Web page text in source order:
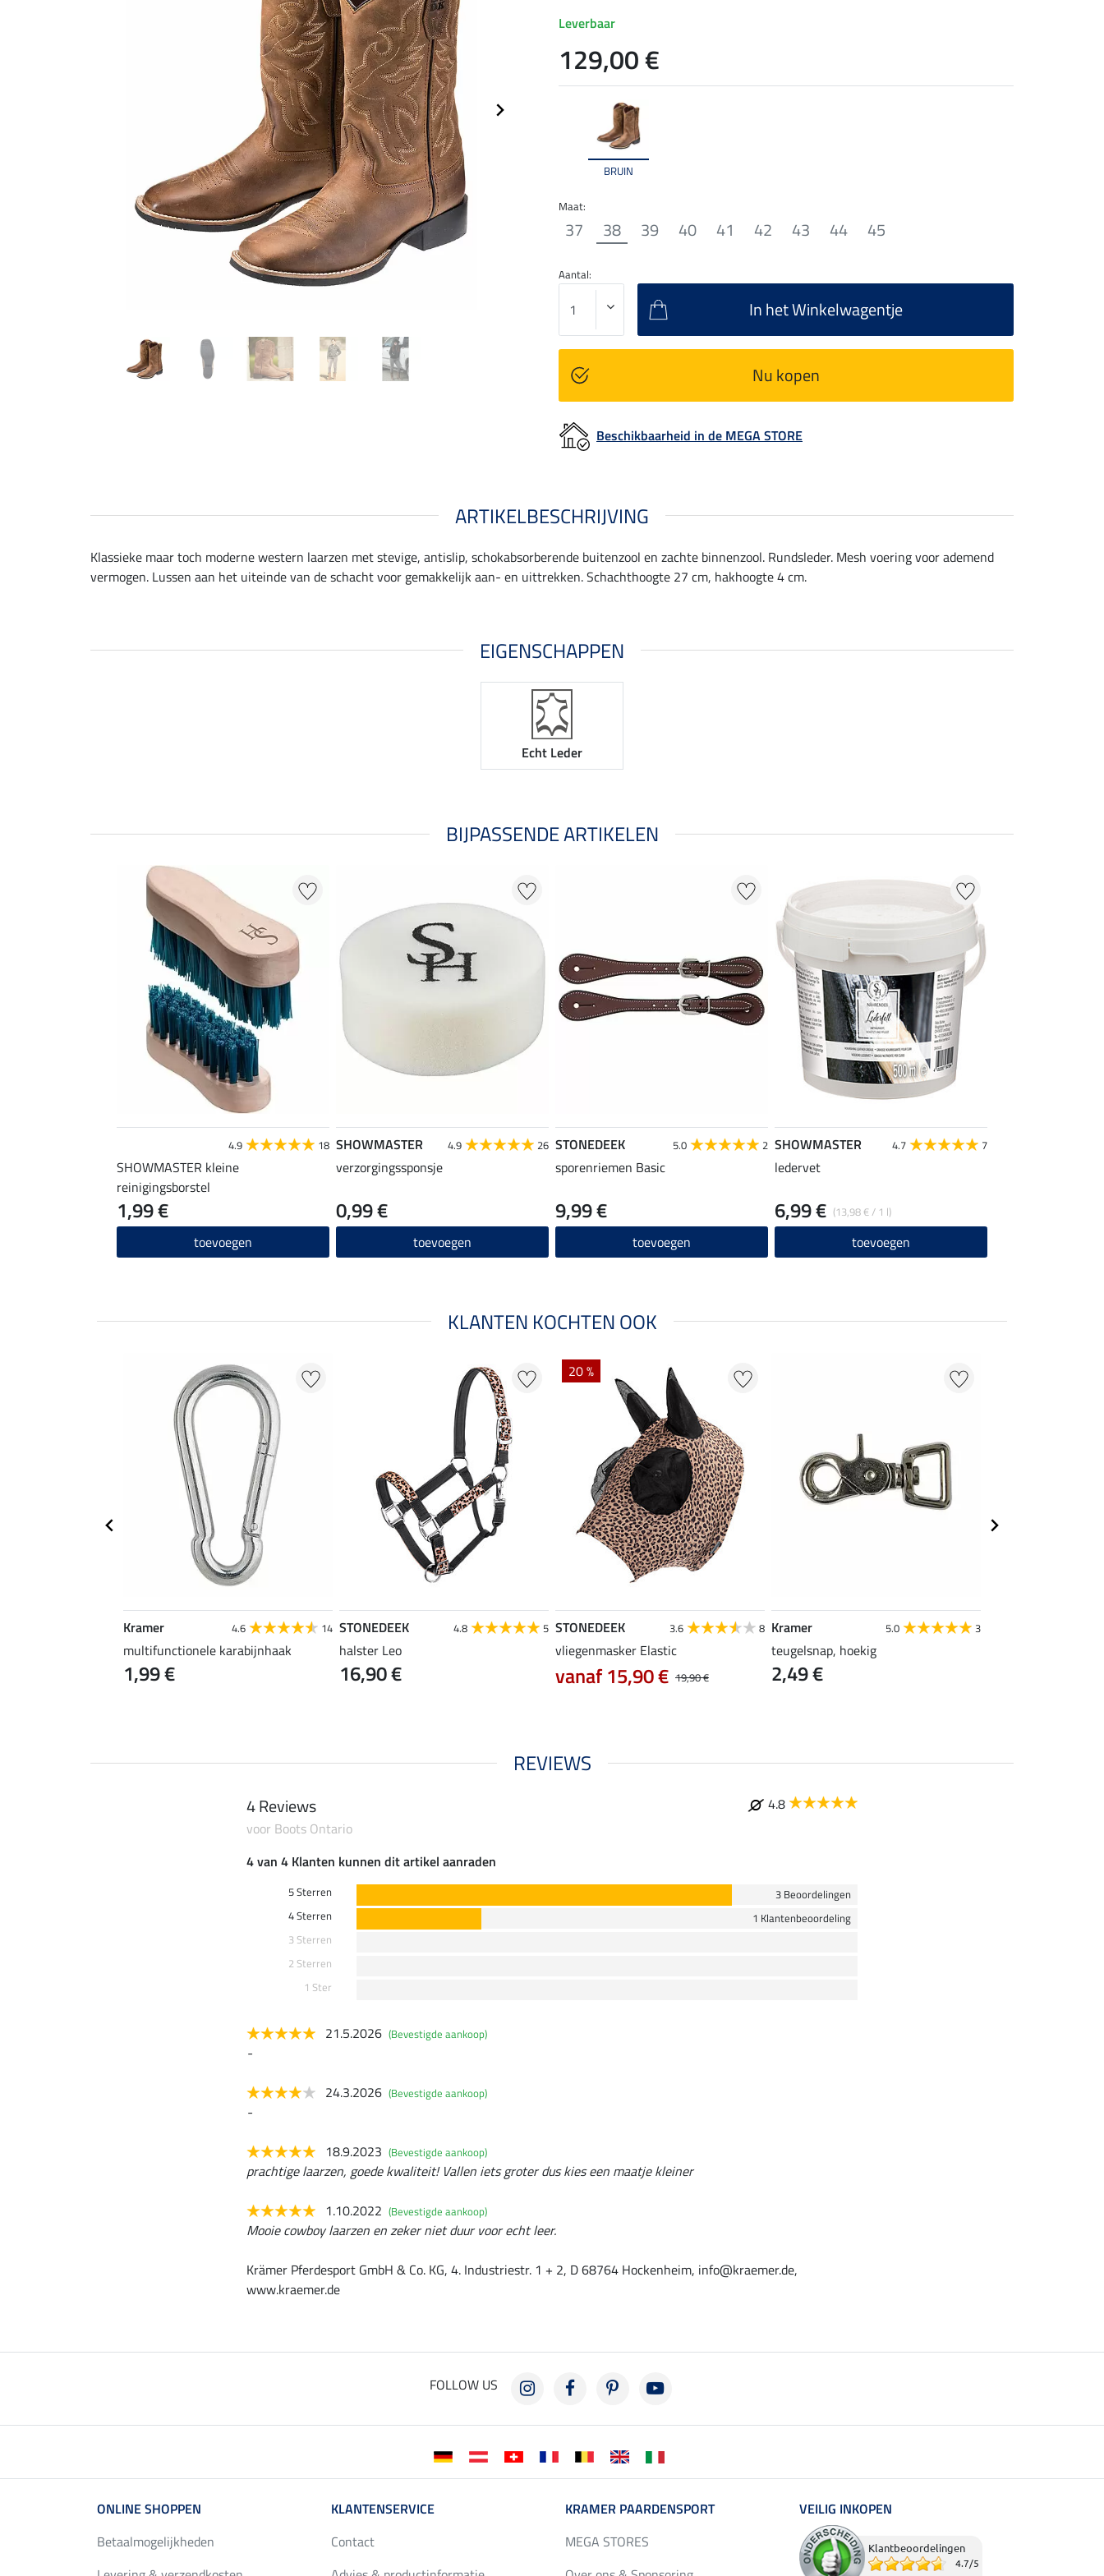
BRUIN
Maat:
37 38 39 40 41 42 43 44 45
Leverbaar
129,00 €
Aantal:
In het Winkelwagentje
Nu kopen
Beschikbaarheid in de MEGA STORE
ARTIKELBESCHRIJVING
Klassieke maar toch moderne western laarzen met stevige, antislip, schokabsorberende buitenzool en zachte binnenzool. Rundsleder. Mesh voering voor ademend
vermogen. Lussen aan het uiteinde van de schacht voor gemakkelijk aan- en uittrekken. Schachthoogte 27 cm, hakhoogte 4 cm.
EIGENSCHAPPEN
Echt Leder
BIJPASSENDE ARTIKELEN
4.9 18
SHOWMASTER kleine
reinigingsborstel
1,99 €
toevoegen
SHOWMASTER 4.9 26
verzorgingssponsje
0,99 €
toevoegen
STONEDEEK 5.0 2
sporenriemen Basic
9,99 €
toevoegen
SHOWMASTER 4.7 7
ledervet
(13,98 € / 1 l)
6,99 €
toevoegen
KLANTEN KOCHTEN OOK
Kramer 4.6 14
multifunctionele karabijnhaak
1,99 €
STONEDEEK 4.8 5
halster Leo
16,90 €
20 %
STONEDEEK 3.6 8
vliegenmasker Elastic
19,90 €
vanaf 15,90 €
Kramer 5.0 3
teugelsnap, hoekig
2,49 €
REVIEWS
4 Reviews
4.8
voor Boots Ontario
4 van 4 Klanten kunnen dit artikel aanraden
5 Sterren
3 Beoordelingen
4 Sterren
1 Klantenbeoordeling
3 Sterren
2 Sterren
1 Ster
21.5.2026 (Bevestigde aankoop)
-
24.3.2026 (Bevestigde aankoop)
-
18.9.2023 (Bevestigde aankoop)
prachtige laarzen, goede kwaliteit! Vallen iets groter dus kies een maatje kleiner
1.10.2022 (Bevestigde aankoop)
Mooie cowboy laarzen en zeker niet duur voor echt leer.
Krämer Pferdesport GmbH & Co. KG, 4. Industriestr. 1 + 2, D 68764 Hockenheim, info@kraemer.de,
www.kraemer.de
FOLLOW US
ONLINE SHOPPEN
Betaalmogelijkheden
KLANTENSERVICE
Contact
KRAMER PAARDENSPORT
MEGA STORES
VEILIG INKOPEN
Klantbeoordelingen
4.7/5